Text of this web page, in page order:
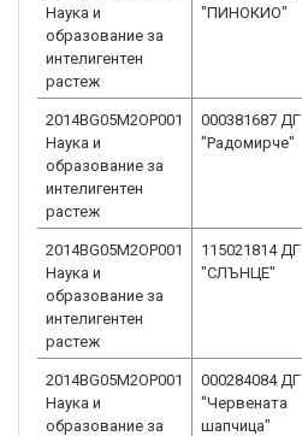
Наука и
образование за
интелигентен
растеж
"ПИНОКИО"
2014BG05M2OP001
Наука и
образование за
интелигентен
растеж
000381687 ДГ
"Радомирче"
2014BG05M2OP001
Наука и
образование за
интелигентен
растеж
115021814 ДГ
"СЛЪНЦЕ"
2014BG05M2OP001
Наука и
образование за
000284084 ДГ
"Червената
шапчица"